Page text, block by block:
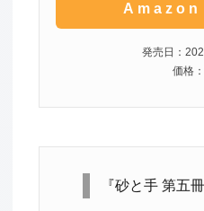
Amazon
発売日：
価格
『砂と手 第五